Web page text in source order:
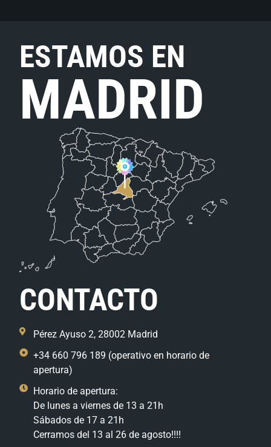
ESTAMOS EN
MADRID
CONTACTO
Pérez Ayuso 2, 28002 Madrid
+34 660 796 189 (operativo en horario de
apertura)
Horario de apertura:
De lunes a viernes de 13 a 21h
Sábados de 17 a 21h
Cerramos del 13 al 26 de agosto!!!!